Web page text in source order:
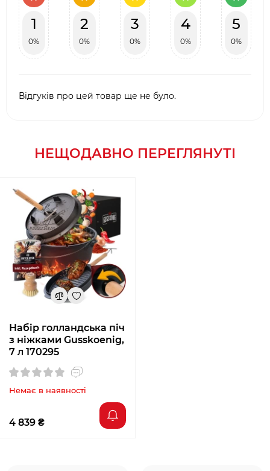
1
0%
2
0%
3
0%
4
0%
5
0%
Відгуків про цей товар ще не було.
НЕЩОДАВНО ПЕРЕГЛЯНУТІ
Набір голландська піч
з ніжками Gusskoenig,
7 л 170295
Немає в наявності
4 839 ₴